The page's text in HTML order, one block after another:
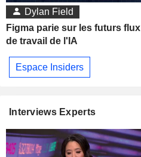
Dylan Field
Figma parie sur les futurs flux
de travail de l'IA
Espace Insiders
Interviews Experts